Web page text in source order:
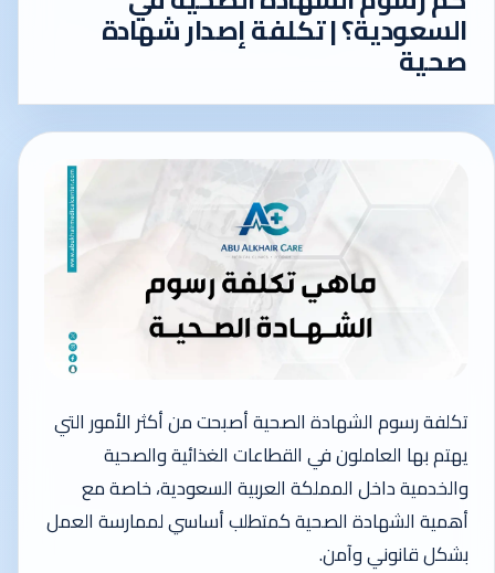
السعودية؟ | تكلفة إصدار شهادة
صحية
تكلفة رسوم الشهادة الصحية أصبحت من أكثر الأمور التي
يهتم بها العاملون في القطاعات الغذائية والصحية
والخدمية داخل المملكة العربية السعودية، خاصة مع
أهمية الشهادة الصحية كمتطلب أساسي لممارسة العمل
بشكل قانوني وآمن.